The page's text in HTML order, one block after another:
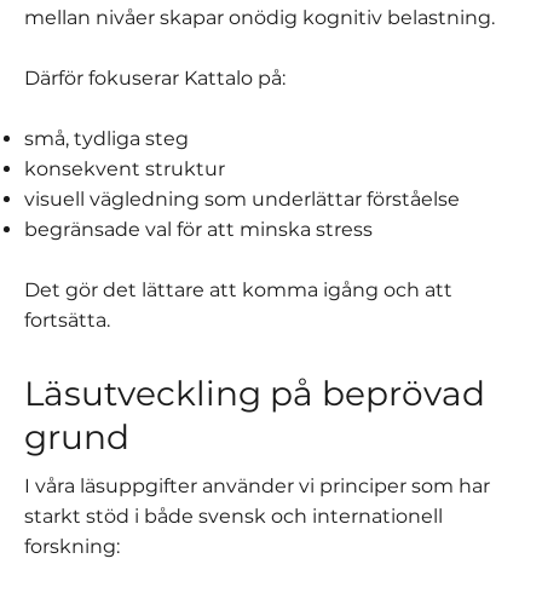
mellan nivåer skapar onödig kognitiv belastning.
Därför fokuserar Kattalo på:
små, tydliga steg
konsekvent struktur
visuell vägledning som underlättar förståelse
begränsade val för att minska stress
Det gör det lättare att komma igång och att
fortsätta.
Läsutveckling på beprövad
grund
I våra läsuppgifter använder vi principer som har
starkt stöd i både svensk och internationell
forskning: